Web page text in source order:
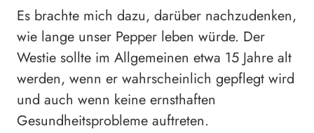
Es brachte mich dazu, darüber nachzudenken,
wie lange unser Pepper leben würde. Der
Westie sollte im Allgemeinen etwa 15 Jahre alt
werden, wenn er wahrscheinlich gepflegt wird
und auch wenn keine ernsthaften
Gesundheitsprobleme auftreten.